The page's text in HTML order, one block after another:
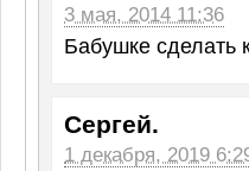
3 мая, 2014 11:36
Бабушке сделать
Сергей.
1 декабря, 2019